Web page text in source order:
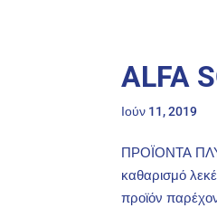
ALFA
Ιούν 11, 2019
ΠΡΟΪΟΝΤΑ
καθαρισμό
προϊόν